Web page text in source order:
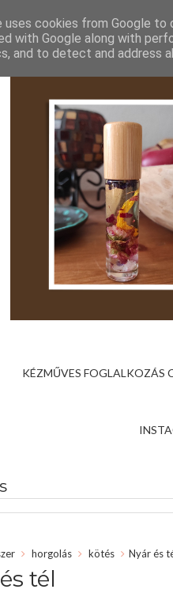
KÉZMŰVES FOGLALKOZÁS
horgolás kötés Nyár és
tél
uses cookies from Google to
with Google along with
and to detect and address